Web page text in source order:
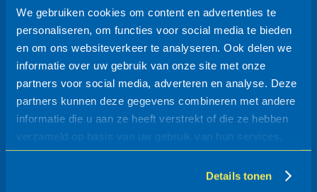
We gebruiken cookies om content en advertenties te
personaliseren, om functies voor social media te bieden
en om ons websiteverkeer te analyseren. Ook delen we
informatie over uw gebruik van onze site met onze
partners voor social media, adverteren en analyse. Deze
partners kunnen deze gegevens combineren met andere
informatie die u aan ze heeft verstrekt of die ze hebben
verzameld op basis van uw gebruik van hun services.
Details tonen
beginvak, uit te breiden met aanbouwvakken
montage op prefab betonvoeten, ingraven, op hoogte
stellen onder maaiveld
lengte (mm)
hoogte (mm)
hoogte boven MV (mm)